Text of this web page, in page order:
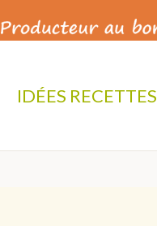
IDÉES RECETTES